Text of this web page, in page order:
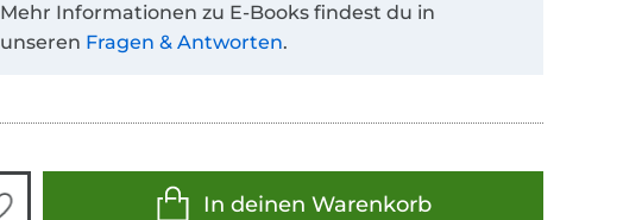
Mehr Informationen zu E-Books findest du in
unseren Fragen & Antworten.
In deinen Warenkorb